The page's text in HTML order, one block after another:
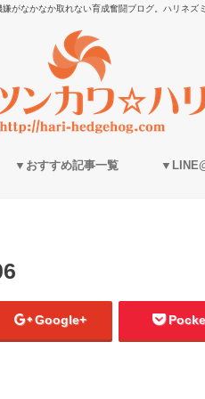
がなかなか取れない育成奮闘ブログ。ハリネズ
▼おすすめ記事一覧
Google+